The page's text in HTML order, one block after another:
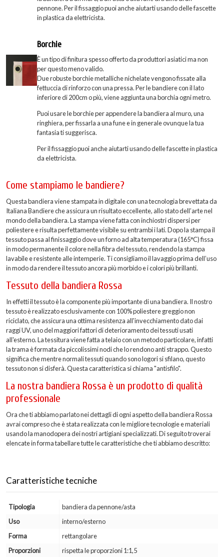
pennone. Per il fissaggio puoi anche aiutarti usando delle fascette
in plastica da elettricista.
Borchie
È un tipo di finitura spesso offerto da produttori asiatici ma non
per questo meno valido.
Due robuste borchie metalliche nichelate vengono fissate alla
fettuccia di rinforzo con una pressa. Per le bandiere con il lato
inferiore di 200cm o più, viene aggiunta una borchia ogni metro.
Puoi usare le borchie per appendere la bandiera al muro, una
ringhiera, per fissarla a una fune e in generale ovunque la tua
fantasia ti suggerisca.
Per il fissaggio puoi anche aiutarti usando delle fascette in plastica
da elettricista.
Come stampiamo le bandiere?
Questa bandiera viene stampata in digitale con una tecnologia brevettata da
Italiana Bandiere che assicura un risultato eccellente, allo stato dell’arte nel
mondo della bandiera. La stampa viene fatta con inchiostri dispersi per
poliestere e risulta perfettamente visibile su entrambi i lati. Dopo la stampa il
tessuto passa al finissaggio dove un forno ad alta temperatura (165°C) fissa
in modo permanente il colore nella fibra del tessuto, rendendo la stampa
lavabile e resistente alle intemperie. Ti consigliamo il lavaggio prima dell’uso
in modo da rendere il tessuto ancora più morbido e i colori più brillanti.
Tessuto della bandiera Rossa
In effetti il tessuto è la componente più importante di una bandiera. Il nostro
tessuto è realizzato esclusivamente con 100% poliestere greggio non
riciclato, che assicura una ottima resistenza all'invecchiamento dato dai
raggi UV, uno del maggiori fattori di deterioramento dei tessuti usati
all'esterno. La tessitura viene fatta a telaio con un metodo particolare, infatti
la trama è formata da piccolissimi nodi che lo rendono anti strappo. Questo
significa che mentre normali tessuti quando sono logori si sfilano, questo
tessuto non si disferà. Questa caratteristica si chiama "antisfilo".
La nostra bandiera Rossa è un prodotto di qualità
professionale
Ora che ti abbiamo parlato nei dettagli di ogni aspetto della bandiera Rossa
avrai compreso che è stata realizzata con le migliore tecnologie e materiali
usando la manodopera dei nostri artigiani specializzati. Di seguito troverai
elencate in forma tabellare tutte le caratteristiche che ti abbiamo descritto:
Caratteristiche tecniche
Tipologia
bandiera da pennone/asta
Uso
interno/esterno
Forma
rettangolare
Proporzioni
rispetta le proporzioni 1:1,5